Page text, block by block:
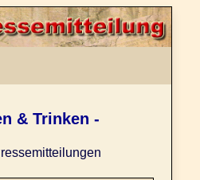
& Trinken -